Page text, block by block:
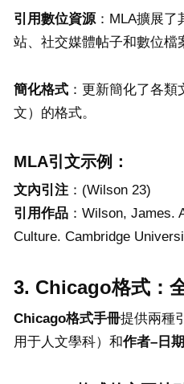
引用數位資源 ：MLA擴展
站、社交媒體帖子和數位檔
簡化格式 ：更新簡化了各
文）的格式。
MLA引文示例：
文內引注 ：(Wilson 23)
引用作品 ：Wilson, James.
Culture. Cambridge
3. Chicago格式：
Chicago格式手冊提供兩種
用于人文學科）和作者– 日期